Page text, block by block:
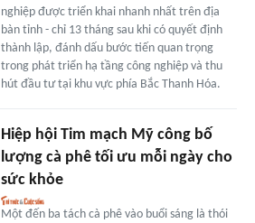
nghiệp được triển khai nhanh nhất trên địa
bàn tỉnh - chỉ 13 tháng sau khi có quyết định
thành lập, đánh dấu bước tiến quan trọng
trong phát triển hạ tầng công nghiệp và thu
hút đầu tư tại khu vực phía Bắc Thanh Hóa.
Hiệp hội Tim mạch Mỹ công bố
lượng cà phê tối ưu mỗi ngày cho
sức khỏe
Một đến ba tách cà phê vào buổi sáng là thói